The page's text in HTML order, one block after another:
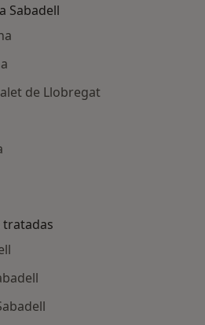
Sabadell
de Llobregat
tratadas